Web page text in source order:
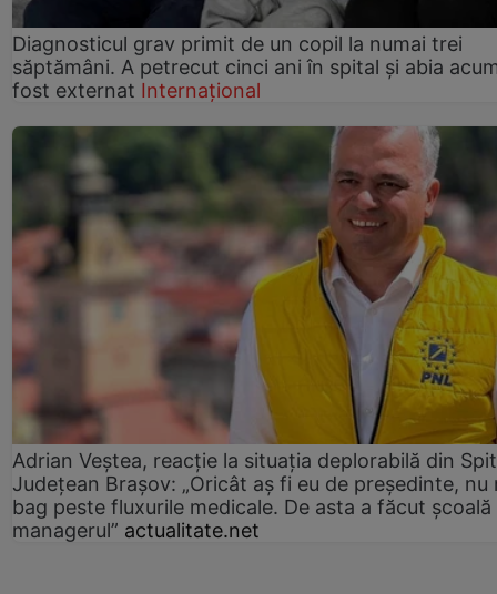
Diagnosticul grav primit de un copil la numai trei
săptămâni. A petrecut cinci ani în spital și abia
fost externat Internațional
Adrian Veștea, reacție la situația deplorabilă din
Județean Brașov: „Oricât aș fi eu de președinte, nu
bag peste fluxurile medicale. De asta a făcut școală
managerul” actualitate.net